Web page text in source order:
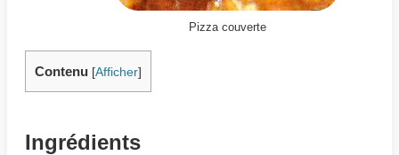
Pizza couverte
Contenu [Afficher]
Ingrédients